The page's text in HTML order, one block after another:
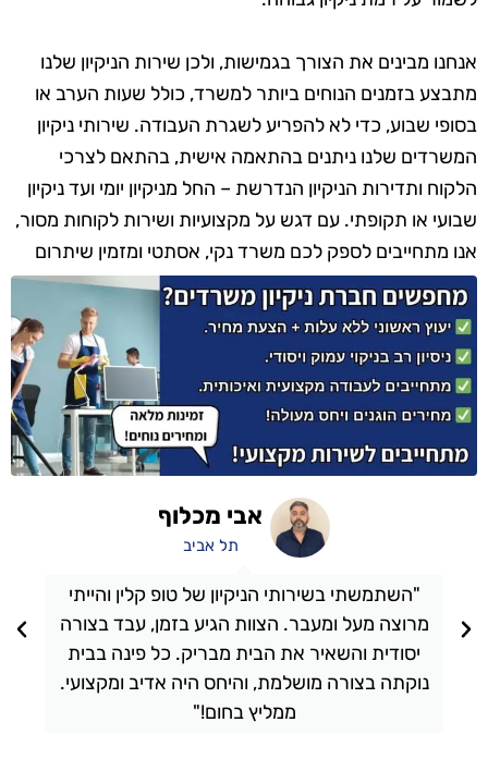
אנחנו מבינים את הצורך בגמישות, ולכן שירות הניקיון שלנו
מתבצע בזמנים הנוחים ביותר למשרד, כולל שעות הערב או
בסופי שבוע, כדי לא להפריע לשגרת העבודה. שירותי ניקיון
המשרדים שלנו ניתנים בהתאמה אישית, בהתאם לצרכי
הלקוח ותדירות הניקיון הנדרשת – החל מניקיון יומי ועד ניקיון
שבועי או תקופתי. עם דגש על מקצועיות ושירות לקוחות מסור,
אנו מתחייבים לספק לכם משרד נקי, אסתטי ומזמין שיתרום
לתחושת הרווחה והנוחות של כל עובד ומבקר.
"השתמשתי בשירותי הניקיון של טופ קלין והייתי
מרוצה מעל ומעבר. הצוות הגיע בזמן, עבד בצורה
יסודית והשאיר את הבית מבריק. כל פינה בבית
נוקתה בצורה מושלמת, והיחס היה אדיב ומקצועי.
ממליץ בחום!"
אבי מכלוף
תל אביב